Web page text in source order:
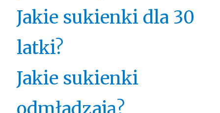
Jakie sukienki dla 30
latki?
Jakie sukienki